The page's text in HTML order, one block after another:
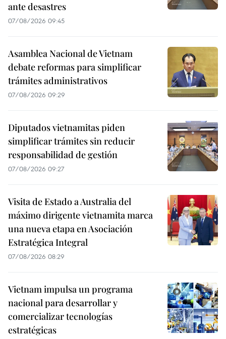
ante desastres
07/08/2026 09:45
Asamblea Nacional de Vietnam
debate reformas para simplificar
trámites administrativos
07/08/2026 09:29
Diputados vietnamitas piden
simplificar trámites sin reducir
responsabilidad de gestión
07/08/2026 09:27
Visita de Estado a Australia del
máximo dirigente vietnamita marca
una nueva etapa en Asociación
Estratégica Integral
07/08/2026 08:29
Vietnam impulsa un programa
nacional para desarrollar y
comercializar tecnologías
estratégicas